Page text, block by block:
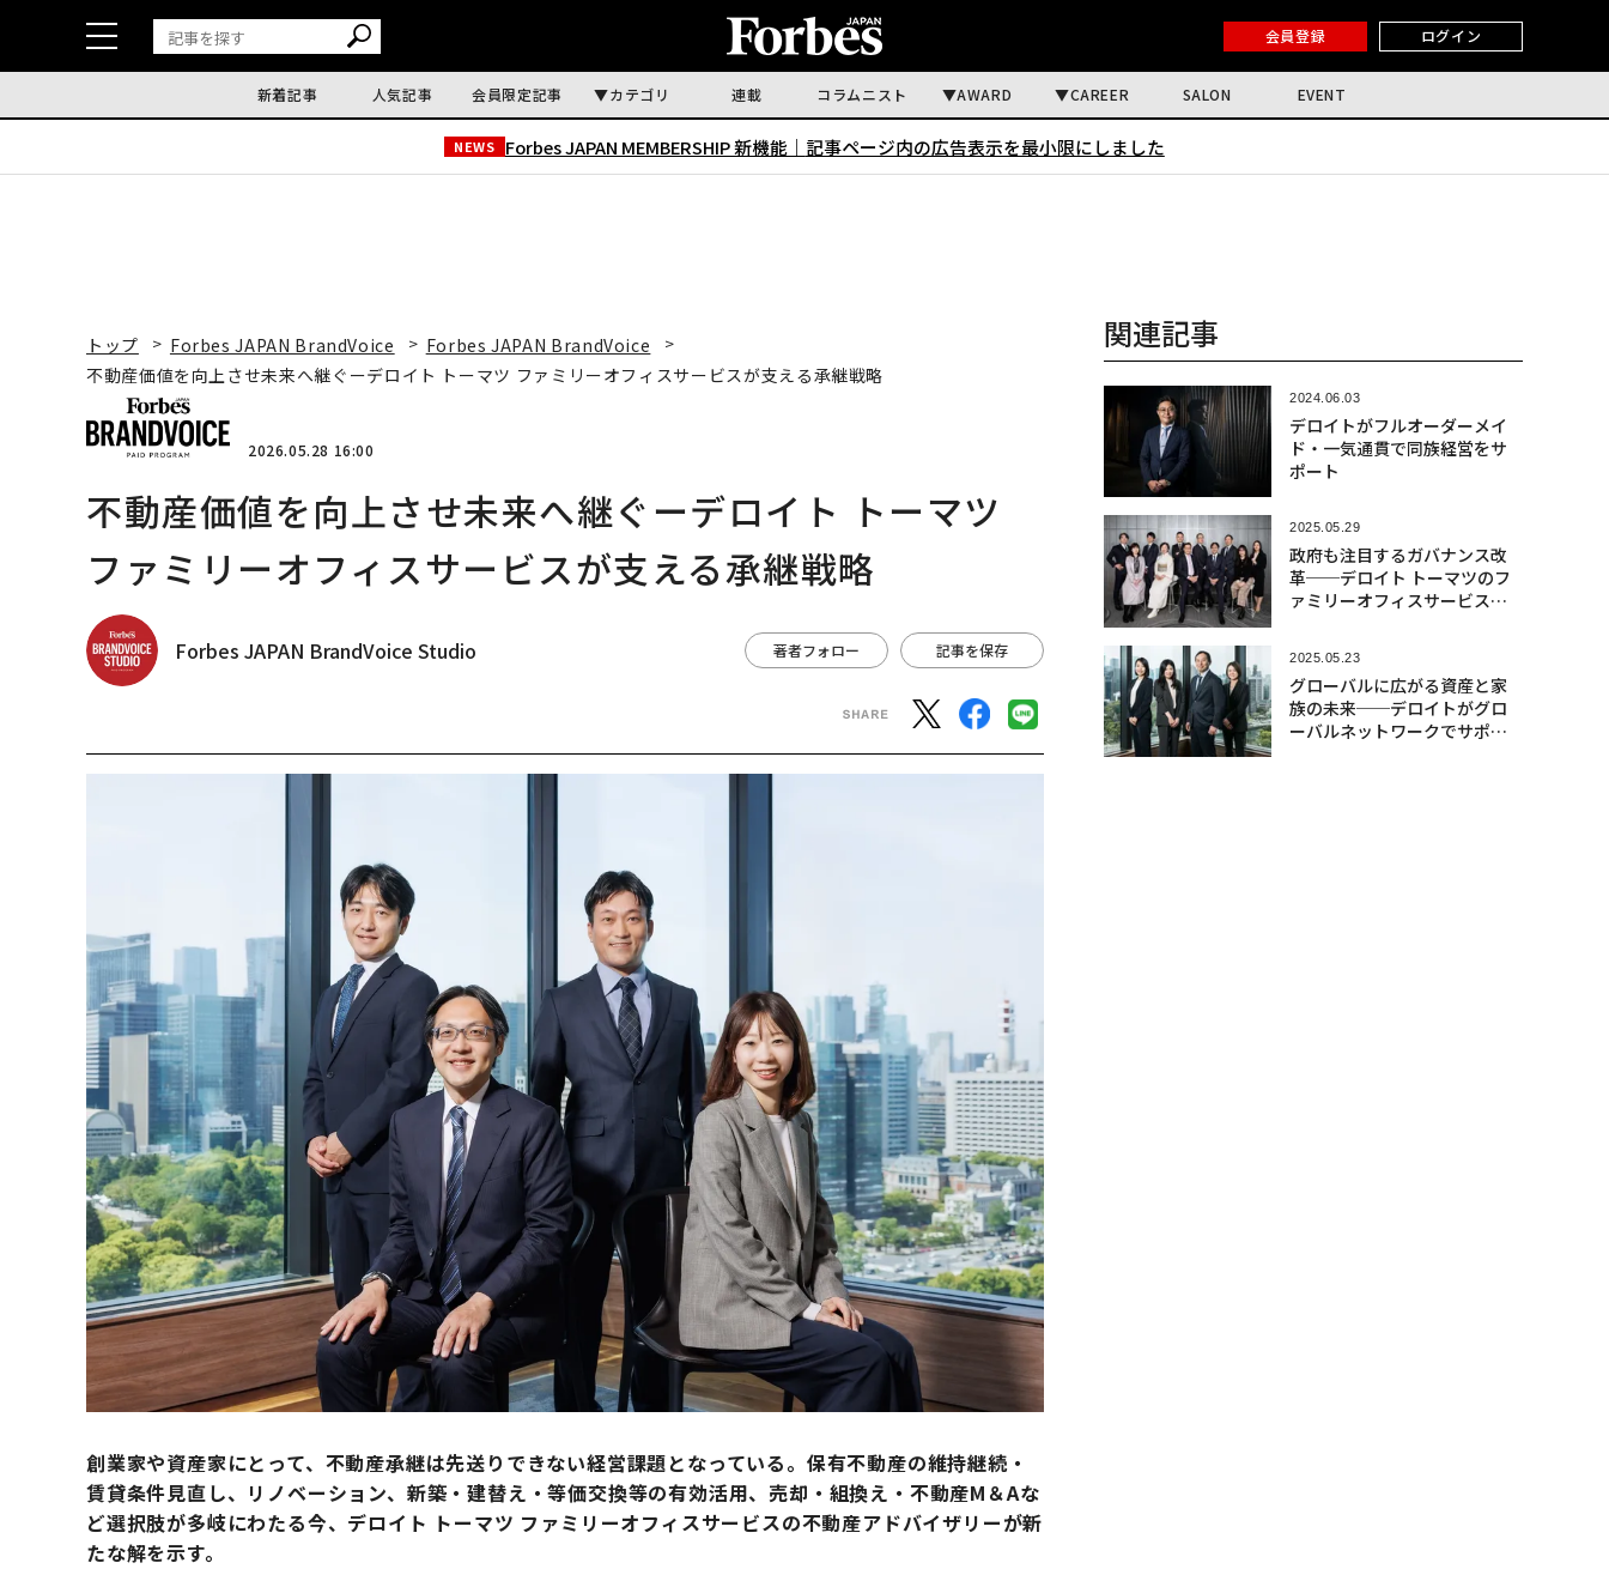
会員登録 ログイン
新着記事 人気記事 会員限定記事 カテゴリ 連載 コラムニスト AWARD CAREER SALON EVENT
NEWS Forbes JAPAN MEMBERSHIP 新機能｜ 記事ページ内の広告表示を最小限にしました
トップ Forbes JAPAN BrandVoice
Forbes JAPAN BrandVoice
不動産価値を向上させ未来へ継ぐーデロイト トーマツ ファミリーオフィスサービスが支える承継戦略
2026.05.28 16:00
不動産価値を向上させ未来へ継ぐーデロイト トーマツ
ファミリーオフィスサービスが支える承継戦略
Forbes JAPAN BrandVoice Studio 著者フォロー 記事を保存
創業家や資産家にとって、不動産承継は先送りできない経営課題となっている。保有不動産の維持継続・
賃貸条件見直し、リノベーション、新築・建替え・等価交換等の有効活用、売却・組換え・不動産М＆Aな
ど選択肢が多岐にわたる今、デロイト トーマツ ファミリーオフィスサービスの不動産アドバイザリーが新
たな解を示す。
関連記事
2024.06.03
デロイトがフルオーダーメイ
ド・一気通貫で同族経営をサ
ポート
2025.05.29
政府も注目するガバナンス改
革──デロイト トーマツのフ
ァミリーオフィスサービスが
2025.05.23
グローバルに広がる資産と家
族の未来──デロイトがグロ
ーバルネットワークでサポー